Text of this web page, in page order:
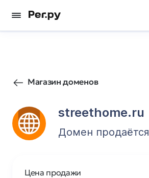
Магазин доменов
streethome.ru
Домен продаётся
Цена продажи